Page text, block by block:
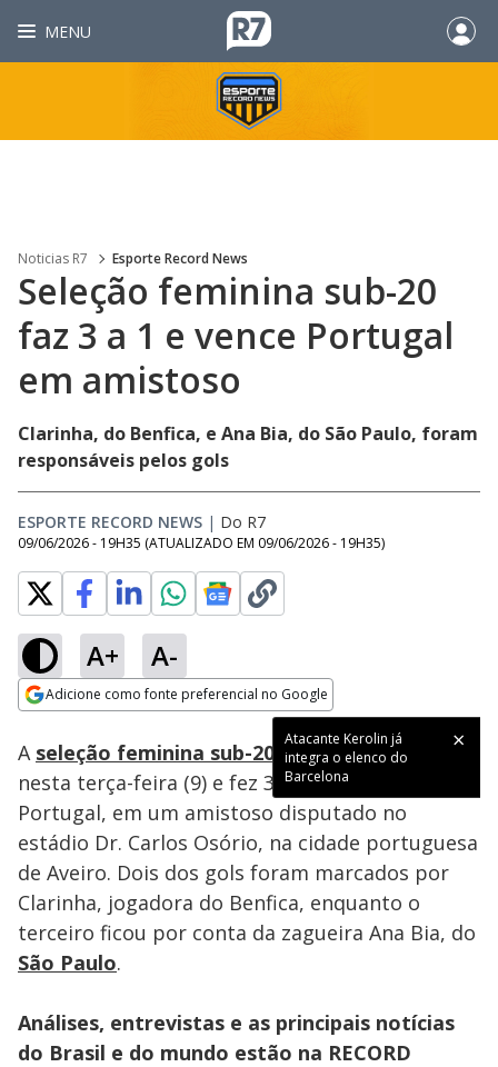
MENU
Noticias R7 Esporte Record News
Seleção feminina sub-20
faz 3 a 1 e vence Portugal
em amistoso
Clarinha, do Benfica, e Ana Bia, do São Paulo, foram
responsáveis pelos gols
ESPORTE RECORD NEWS | Do R7
09/06/2026 - 19H35 (ATUALIZADO EM 09/06/2026 - 19H35)
A+ A-
Adicione como fonte preferencial no Google
Atacante Kerolin já
integra o elenco do
Barcelona
Ativar
100.00%
A seleção feminina sub-20 entrou em campo
nesta terça-feira (9) e fez 3 a 1 em cima de
Portugal, em um amistoso disputado no
estádio Dr. Carlos Osório, na cidade portuguesa
de Aveiro. Dois dos gols foram marcados por
Clarinha, jogadora do Benfica, enquanto o
terceiro ficou por conta da zagueira Ana Bia, do
São Paulo.
Análises, entrevistas e as principais notícias
do Brasil e do mundo estão na RECORD